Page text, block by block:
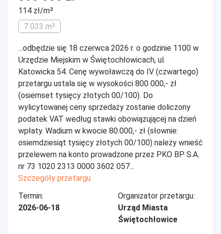
114 zł/m²
7 033 m²
...odbędzie się 18 czerwca 2026 r. o godzinie 1100 w
Urzędzie Miejskim w Świętochłowicach, ul.
Katowicka 54. Cenę wywoławczą do IV (czwartego)
przetargu ustala się w wysokości 800 000,- zł
(osiemset tysięcy złotych 00/100). Do
wylicytowanej ceny sprzedaży zostanie doliczony
podatek VAT według stawki obowiązującej na dzień
wpłaty. Wadium w kwocie 80.000,- zł (słownie:
osiemdziesiąt tysięcy złotych 00/100) należy wnieść
przelewem na konto prowadzone przez PKO BP S.A.
nr 73 1020 2313 0000 3602 057...
Szczegóły przetargu
Termin:
2026-06-18
Organizator przetargu:
Urząd Miasta
Świętochłowice